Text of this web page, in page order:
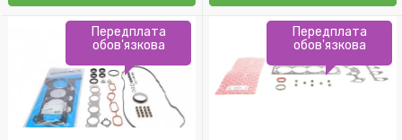
Передплата
обов'язкова
Передплата
обов'язкова